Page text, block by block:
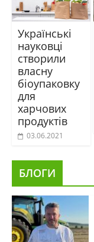
Українські
науковці
створили
власну
біоупаковку
для
харчових
продуктів
03.06.2021
БЛОГИ